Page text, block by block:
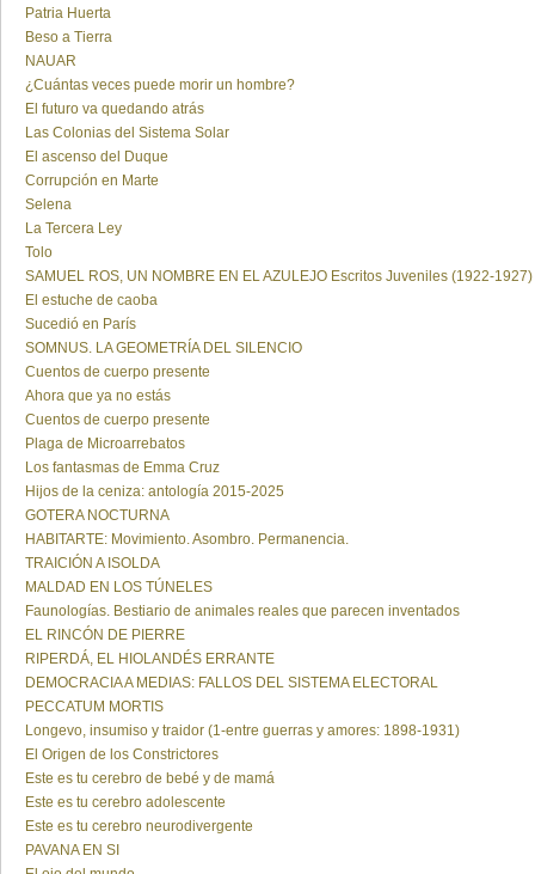
Patria Huerta
Beso a Tierra
NAUAR
¿Cuántas veces puede morir un hombre?
El futuro va quedando atrás
Las Colonias del Sistema Solar
El ascenso del Duque
Corrupción en Marte
Selena
La Tercera Ley
Tolo
SAMUEL ROS, UN NOMBRE EN EL AZULEJO Escritos Juveniles (1922-1927)
El estuche de caoba
Sucedió en París
SOMNUS. LA GEOMETRÍA DEL SILENCIO
Cuentos de cuerpo presente
Ahora que ya no estás
Cuentos de cuerpo presente
Plaga de Microarrebatos
Los fantasmas de Emma Cruz
Hijos de la ceniza: antología 2015-2025
GOTERA NOCTURNA
HABITARTE: Movimiento. Asombro. Permanencia.
TRAICIÓN A ISOLDA
MALDAD EN LOS TÚNELES
Faunologías. Bestiario de animales reales que parecen inventados
EL RINCÓN DE PIERRE
RIPERDÁ, EL HIOLANDÉS ERRANTE
DEMOCRACIA A MEDIAS: FALLOS DEL SISTEMA ELECTORAL
PECCATUM MORTIS
Longevo, insumiso y traidor (1-entre guerras y amores: 1898-1931)
El Origen de los Constrictores
Este es tu cerebro de bebé y de mamá
Este es tu cerebro adolescente
Este es tu cerebro neurodivergente
PAVANA EN SI